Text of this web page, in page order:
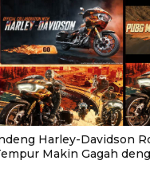
Harley-Davidson
Makin Gagah